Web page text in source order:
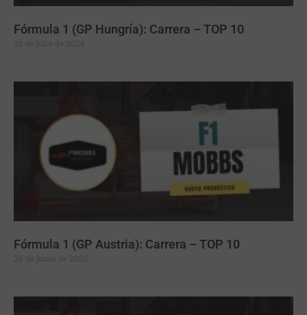
Fórmula 1 (GP Hungría): Carrera – TOP 10
Fórmula 1 (GP Austria): Carrera – TOP 10